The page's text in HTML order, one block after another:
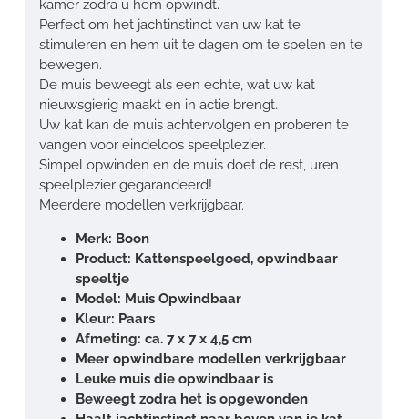
kamer zodra u hem opwindt.
Perfect om het jachtinstinct van uw kat te
stimuleren en hem uit te dagen om te spelen en te
bewegen.
De muis beweegt als een echte, wat uw kat
nieuwsgierig maakt en in actie brengt.
Uw kat kan de muis achtervolgen en proberen te
vangen voor eindeloos speelplezier.
Simpel opwinden en de muis doet de rest, uren
speelplezier gegarandeerd!
Meerdere modellen verkrijgbaar.
Merk: Boon
Product: Kattenspeelgoed, opwindbaar
speeltje
Model: Muis Opwindbaar
Kleur: Paars
Afmeting: ca. 7 x 7 x 4,5 cm
Meer opwindbare modellen verkrijgbaar
Leuke muis die opwindbaar is
Beweegt zodra het is opgewonden